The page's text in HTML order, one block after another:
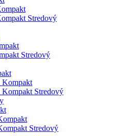
Stredový
Stredový
Kompakt
Stredový
Stredový